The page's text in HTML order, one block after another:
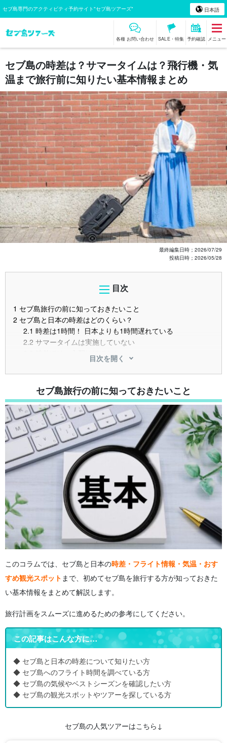
セブ島専門のアクティビティ予約サイト"セブ島ツアーズ" 日本語
各種 お問い合わせ SALE・特集 予約確認 メニュー
セブ島の時差は？サマータイムは？飛行機・気
温まで旅行前に知りたい基本情報まとめ
最終編集日時； 2026/07/29
投稿日時； 2026/05/28
目次
1 セブ島旅行の前に知っておきたいこと
2 セブ島と日本の時差はどのくらい？
2.1 時差は1時間！ 日本よりも1時間遅れている
2.2 サマータイムは実施していない
時差ぼけの心配はほぼなし
セブ島への飛行機・フライト情報
3.1日本からセブ島までの所要時間
直行便と乗り継ぎ便の違い
3.3主要空港とアクセス方法
セブ島の気温・天気と服装の目安
4.1 年間を通じて熱帯性気候
4.2乾季と雨季の違いと注意点
4.3季節別おすすめの服装
セブ島旅行のおすすめ時期と 避けたい時期
5.1観光に最適な乾季シーズン
雨季でも楽しめる過ごし方
セブ島の絶景・体験スポット4選
6.1
オスロブのジンベエザメウォッチング
カワサン滝キャニオニング
海に広がる絶景！ シュノーケリング・ダイビング
6.4サファリパークで動物と触れ合う体験
7セブ島との時差に関するよくある質問（FAQ）
目次を開く
セブ島旅行の前に知っておきたいこと
このコラムでは、セブ島と日本の時差・フライト情報・気温・おす
すめ観光スポット まで、初めてセブ島を旅行する方が知っておきた
い基本情報をまとめて解説します。
旅行計画をスムーズに進めるための参考にしてください。
この記事はこんな方に…
◆ セブ島と日本の時差について知りたい方
◆ セブ島へのフライト時間を調べている方
◆ セブ島の気候やベストシーズンを確認したい方
◆ セブ島の観光スポットやツアーを探している方
セブ島の人気ツアーはこちら↓